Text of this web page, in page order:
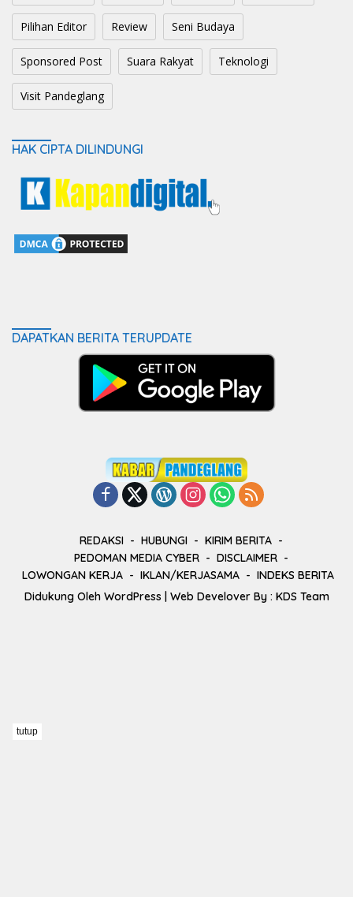
Pilihan Editor Review Seni Budaya
Sponsored Post Suara Rakyat Teknologi
Visit Pandeglang
HAK CIPTA DILINDUNGI
DAPATKAN BERITA TERUPDATE
REDAKSI HUBUNGI
KIRIM BERITA
PEDOMAN MEDIA CYBER
DISCLAIMER
LOWONGAN KERJA
IKLAN/KERJASAMA
INDEKS BERITA
Didukung Oleh WordPress | Web Develover By : KDS Team
tutup